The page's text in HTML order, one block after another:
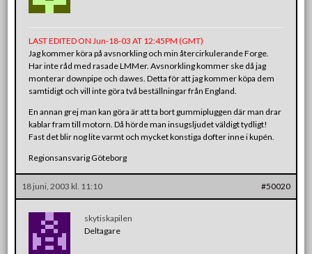
LAST EDITED ON Jun-18-03 AT 12:45PM (GMT)
Jag kommer köra på avsnorkling och min återcirkulerande Forge.
Har inte råd med rasade LMMer. Avsnorkling kommer ske då jag
monterar downpipe och dawes. Detta för att jag kommer köpa dem
samtidigt och vill inte göra två beställningar från England.
En annan grej man kan göra är att ta bort gummipluggen där man drar
kablar fram till motorn. Då hörde man insugsljudet väldigt tydligt!
Fast det blir nog lite varmt och mycket konstiga dofter inne i kupén.
Regionsansvarig Göteborg
18 juni, 2003 kl. 11:10 #50020
skytiskapilen
Deltagare